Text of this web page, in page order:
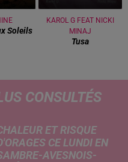
Soleils
KAROL G FEAT NICKI
MINAJ
Tusa
CONSULTÉS
ET RISQUE
CE LUNDI EN
AVESNOIS-